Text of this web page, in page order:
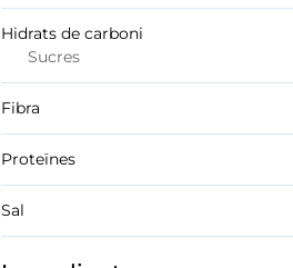
Hidrats de carboni
Sucres
Fibra
Proteïnes
Sal